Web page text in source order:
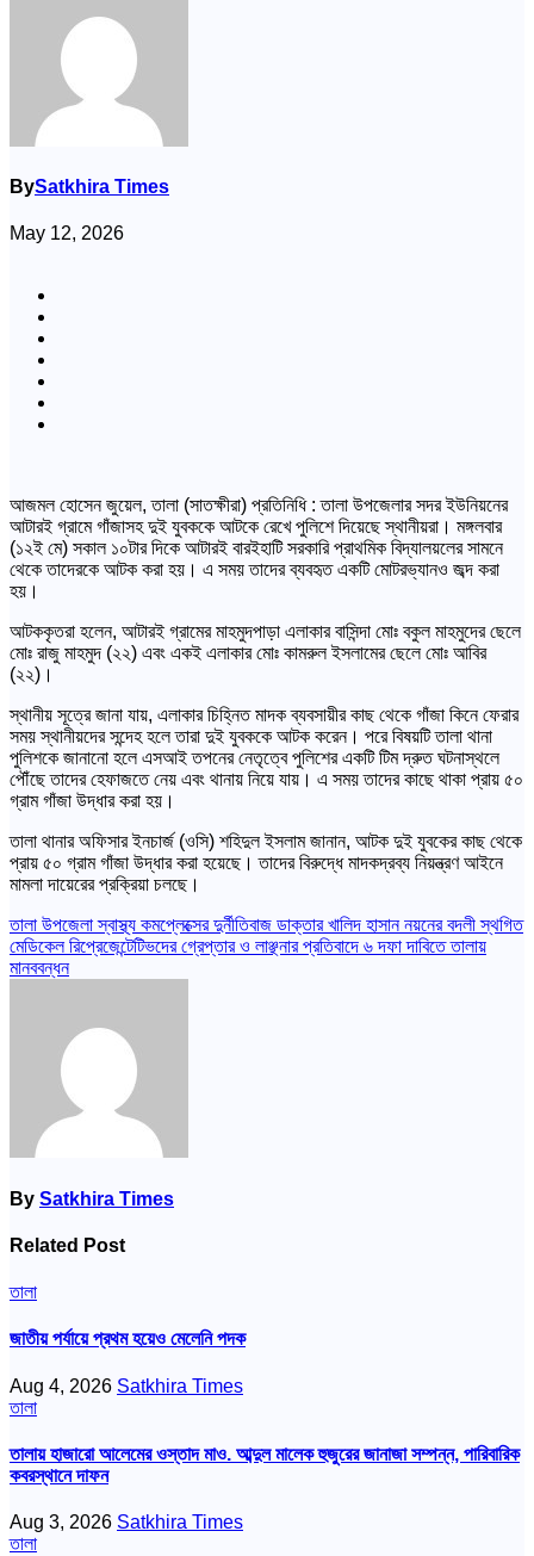
BySatkhira Times
May 12, 2026
আজমল হোসেন জুয়েল, তালা (সাতক্ষীরা) প্রতিনিধি : তালা উপজেলার সদর ইউনিয়নের
আটারই গ্রামে গাঁজাসহ দুই যুবককে আটকে রেখে পুলিশে দিয়েছে স্থানীয়রা। মঙ্গলবার
(১২ই মে) সকাল ১০টার দিকে আটারই বারইহাটি সরকারি প্রাথমিক বিদ্যালয়লের সামনে
থেকে তাদেরকে আটক করা হয়। এ সময় তাদের ব্যবহৃত একটি মোটরভ্যানও জব্দ করা
হয়।
আটককৃতরা হলেন, আটারই গ্রামের মাহমুদপাড়া এলাকার বাসিন্দা মোঃ বকুল মাহমুদের ছেলে
মোঃ রাজু মাহমুদ (২২) এবং একই এলাকার মোঃ কামরুল ইসলামের ছেলে মোঃ আবির
(২২)।
স্থানীয় সূত্রে জানা যায়, এলাকার চিহ্নিত মাদক ব্যবসায়ীর কাছ থেকে গাঁজা কিনে ফেরার
সময় স্থানীয়দের সন্দেহ হলে তারা দুই যুবককে আটক করেন। পরে বিষয়টি তালা থানা
পুলিশকে জানানো হলে এসআই তপনের নেতৃত্বে পুলিশের একটি টিম দ্রুত ঘটনাস্থলে
পৌঁছে তাদের হেফাজতে নেয় এবং থানায় নিয়ে যায়। এ সময় তাদের কাছে থাকা প্রায় ৫০
গ্রাম গাঁজা উদ্ধার করা হয়।
তালা থানার অফিসার ইনচার্জ (ওসি) শহিদুল ইসলাম জানান, আটক দুই যুবকের কাছ থেকে
প্রায় ৫০ গ্রাম গাঁজা উদ্ধার করা হয়েছে। তাদের বিরুদ্ধে মাদকদ্রব্য নিয়ন্ত্রণ আইনে
মামলা দায়েরের প্রক্রিয়া চলছে।
Post
navigation
তালা উপজেলা স্বাস্থ্য কমপ্লেক্সের দুর্নীতিবাজ ডাক্তার খালিদ হাসান নয়নের বদলী স্থগিত
মেডিকেল রিপ্রেজেন্টেটিভদের গ্রেপ্তার ও লাঞ্ছনার প্রতিবাদে ৬ দফা দাবিতে তালায়
মানববন্ধন
By Satkhira Times
Related Post
তালা
জাতীয় পর্যায়ে প্রথম হয়েও মেলেনি পদক
Aug 4, 2026 Satkhira Times
তালা
তালায় হাজারো আলেমের ওস্তাদ মাও. আব্দুল মালেক হুজুরের জানাজা সম্পন্ন, পারিবারিক
কবরস্থানে দাফন
Aug 3, 2026 Satkhira Times
তালা